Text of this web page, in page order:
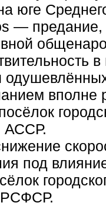
юге
— предание,
в
вполне
АССР.
под
РСФСР.